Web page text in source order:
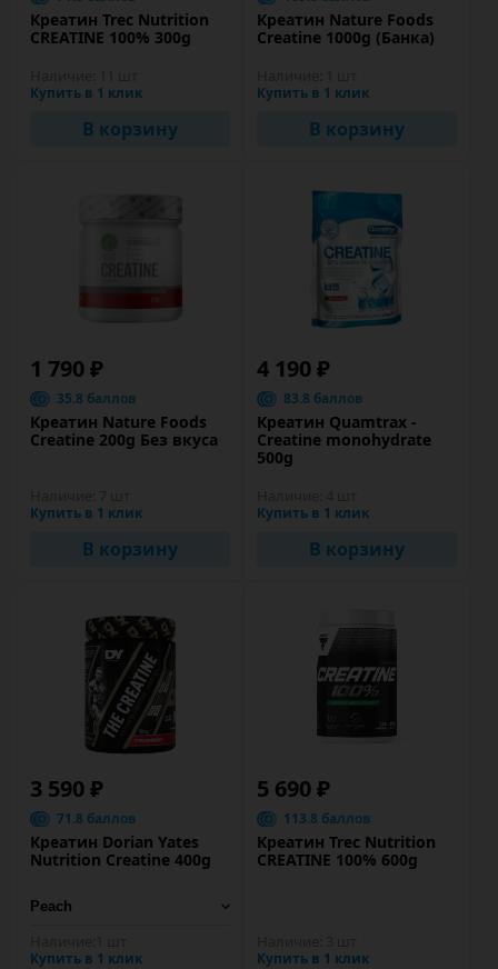
Креатин Trec Nutrition
CREATINE 100% 300g
Купить в 1 клик
В корзину
Креатин Nature Foods
Creatine 1000g (Банка)
Купить в 1 клик
В корзину
1 790 ₽
35.8 баллов
Креатин Nature Foods
Creatine 200g Без вкуса
Купить в 1 клик
В корзину
4 190 ₽
83.8 баллов
Креатин Quamtrax -
Creatine monohydrate
500g
Купить в 1 клик
В корзину
3 590 ₽
71.8 баллов
Креатин Dorian Yates
Nutrition Creatine 400g
Купить в 1 клик
5 690 ₽
113.8 баллов
Креатин Trec Nutrition
CREATINE 100% 600g
Купить в 1 клик